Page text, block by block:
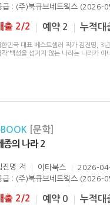
급 : (주)북큐브네트웍스 (2026-
출 2/2 예약 2 누적대
한민국 대표 베스트셀러 작가 김진명, 3
작“백성을 섬기지 않는 나라는 나라가 아
[문학]
종의 나라 2
진명 저 이타북스
2026-
급 : (주)북큐브네트웍스 (2026-
출 2/2 예약 0 누적대